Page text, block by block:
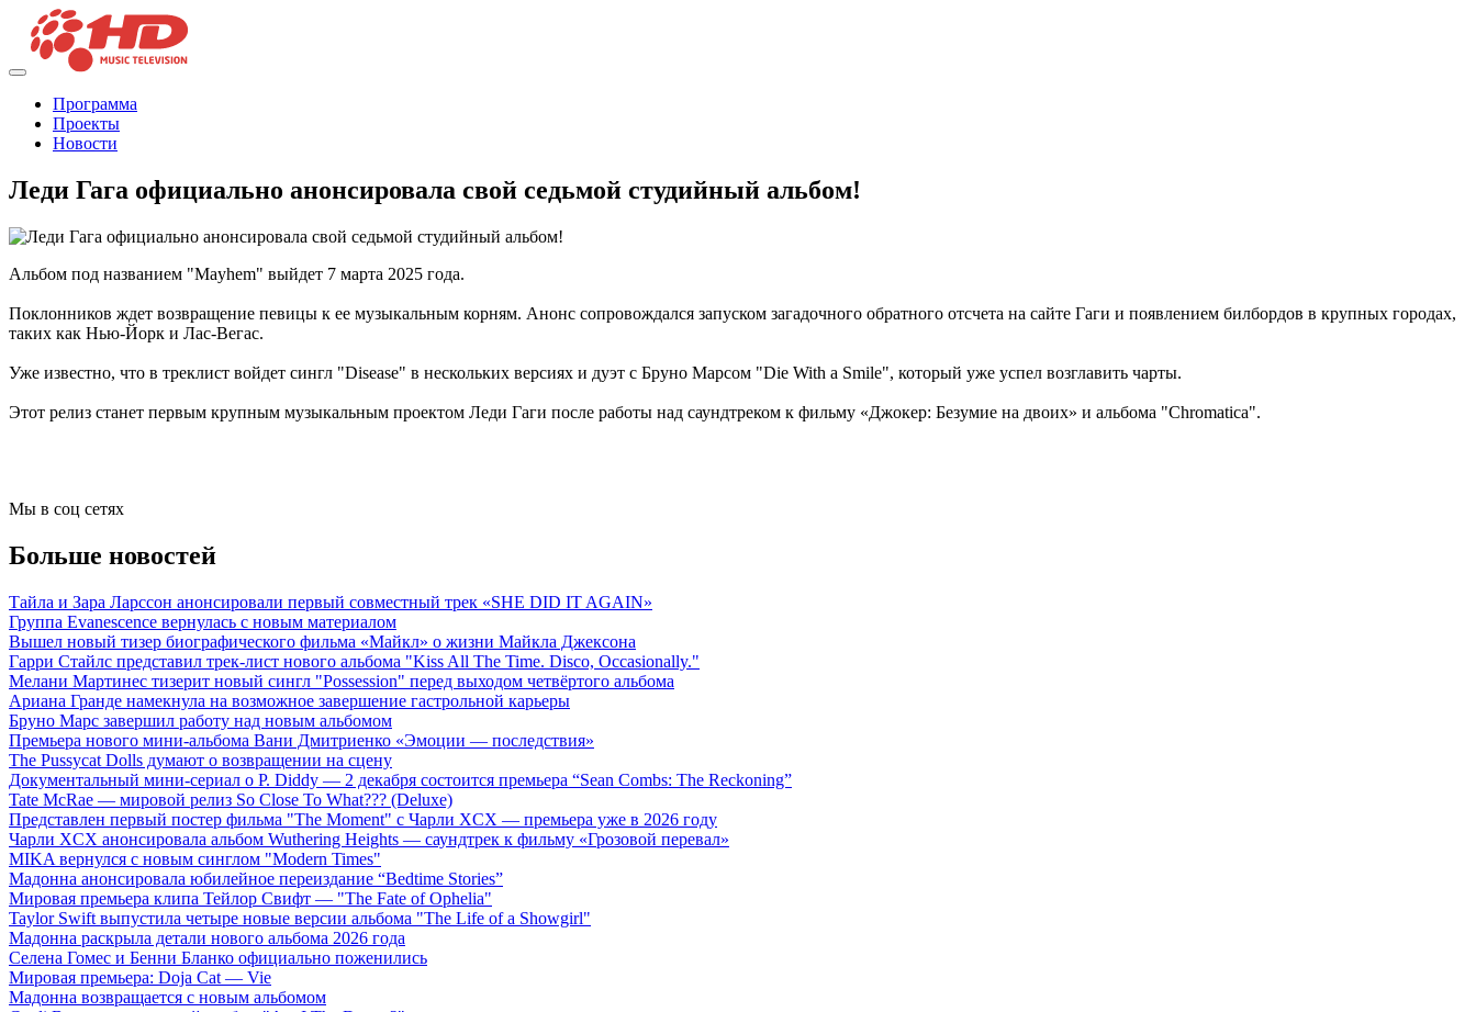
Программа
Проекты
Новости
Леди Гага официально анонсировала свой седьмой студийный альбом!
Альбом под названием "Mayhem" выйдет 7 марта 2025 года.
Поклонников ждет возвращение певицы к ее музыкальным корням. Анонс сопровождался запуском загадочного обратного отсчета на сайте Гаги и появлением билбордов в крупных городах,
таких как Нью-Йорк и Лас-Вегас.
Уже известно, что в треклист войдет сингл "Disease" в нескольких версиях и дуэт с Бруно Марсом "Die With a Smile", который уже успел возглавить чарты.
Этот релиз станет первым крупным музыкальным проектом Леди Гаги после работы над саундтреком к фильму «Джокер: Безумие на двоих» и альбома "Chromatica".
Мы в соц сетях
Больше новостей
Тайла и Зара Ларссон анонсировали первый совместный трек «SHE DID IT AGAIN»
Группа Evanescence вернулась с новым материалом
Вышел новый тизер биографического фильма «Майкл» о жизни Майкла Джексона
Гарри Стайлс представил трек-лист нового альбома "Kiss All The Time. Disco, Occasionally."
Мелани Мартинес тизерит новый сингл "Possession" перед выходом четвёртого альбома
Ариана Гранде намекнула на возможное завершение гастрольной карьеры
Бруно Марс завершил работу над новым альбомом
Премьера нового мини-альбома Вани Дмитриенко «Эмоции — последствия»
The Pussycat Dolls думают о возвращении на сцену
Документальный мини-сериал о P. Diddy — 2 декабря состоится премьера “Sean Combs: The Reckoning”
Tate McRae — мировой релиз So Close To What??? (Deluxe)
Представлен первый постер фильма "The Moment" с Чарли XCX — премьера уже в 2026 году
Чарли XCX анонсировала альбом Wuthering Heights — саундтрек к фильму «Грозовой перевал»
MIKA вернулся с новым синглом "Modern Times"
Мадонна анонсировала юбилейное переиздание “Bedtime Stories”
Мировая премьера клипа Тейлор Свифт — "The Fate of Ophelia"
Taylor Swift выпустила четыре новые версии альбома "The Life of a Showgirl"
Мадонна раскрыла детали нового альбома 2026 года
Селена Гомес и Бенни Бланко официально поженились
Мировая премьера: Doja Cat — Vie
Мадонна возвращается с новым альбомом